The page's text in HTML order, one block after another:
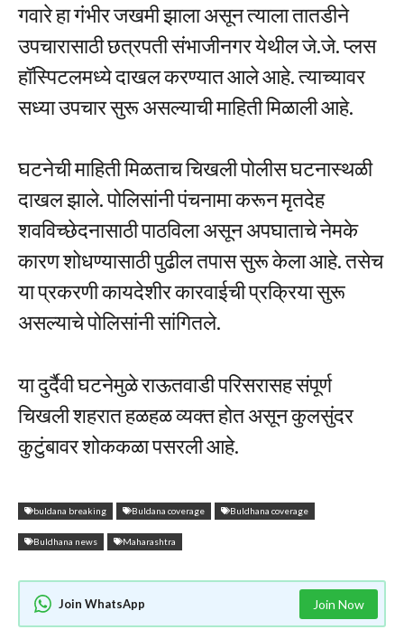
गवारे हा गंभीर जखमी झाला असून त्याला तातडीने
उपचारासाठी छत्रपती संभाजीनगर येथील जे.जे. प्लस
हॉस्पिटलमध्ये दाखल करण्यात आले आहे. त्याच्यावर
सध्या उपचार सुरू असल्याची माहिती मिळाली आहे.
घटनेची माहिती मिळताच चिखली पोलीस घटनास्थळी
दाखल झाले. पोलिसांनी पंचनामा करून मृतदेह
शवविच्छेदनासाठी पाठविला असून अपघाताचे नेमके
कारण शोधण्यासाठी पुढील तपास सुरू केला आहे. तसेच
या प्रकरणी कायदेशीर कारवाईची प्रक्रिया सुरू
असल्याचे पोलिसांनी सांगितले.
या दुर्दैवी घटनेमुळे राऊतवाडी परिसरासह संपूर्ण
चिखली शहरात हळहळ व्यक्त होत असून कुलसुंदर
कुटुंबावर शोककळा पसरली आहे.
buldana breaking Buldana coverage Buldhana coverage
Buldhana news Maharashtra
Join WhatsApp Join Now